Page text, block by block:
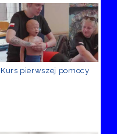
Kurs pierwszej pomocy